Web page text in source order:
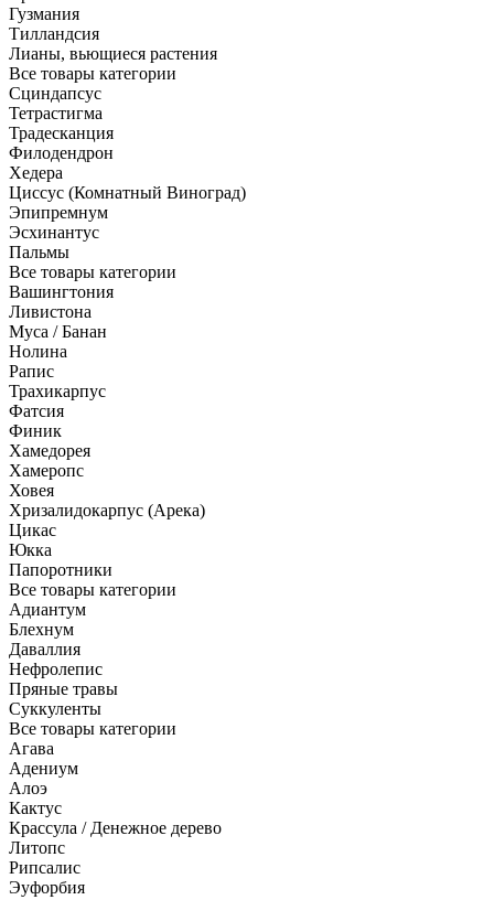
Гузмания
Тилландсия
Лианы, вьющиеся растения
Все товары категории
Сциндапсус
Тетрастигма
Традесканция
Филодендрон
Хедера
Циссус (Комнатный Виноград)
Эпипремнум
Эсхинантус
Пальмы
Все товары категории
Вашингтония
Ливистона
Муса / Банан
Нолина
Рапис
Трахикарпус
Фатсия
Финик
Хамедорея
Хамеропс
Ховея
Хризалидокарпус (Арека)
Цикас
Юкка
Папоротники
Все товары категории
Адиантум
Блехнум
Даваллия
Нефролепис
Пряные травы
Суккуленты
Все товары категории
Агава
Адениум
Алоэ
Кактус
Крассула / Денежное дерево
Литопс
Рипсалис
Эуфорбия